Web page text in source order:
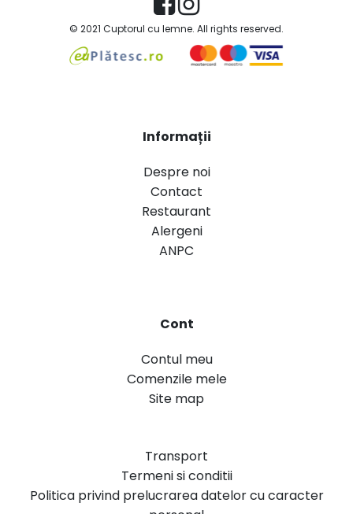
© 2021 Cuptorul cu lemne. All rights reserved.
Informații
Despre noi
Contact
Restaurant
Alergeni
ANPC
Cont
Contul meu
Comenzile mele
Site map
Transport
Termeni si conditii
Politica privind prelucrarea datelor cu caracter